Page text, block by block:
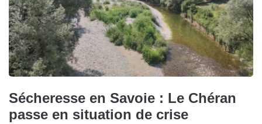
Sécheresse en Savoie : Le Chéran
passe en situation de crise